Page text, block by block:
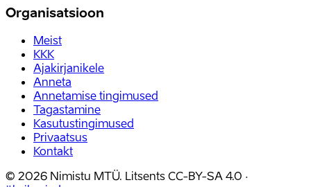
Organisatsioon
Meist
KKK
Ajakirjanikele
Anneta
Annetamise tingimused
Tagastamine
Kasutustingimused
Privaatsus
Kontakt
© 2026 Nimistu MTÜ. Litsents CC-BY-SA 4.0 ·